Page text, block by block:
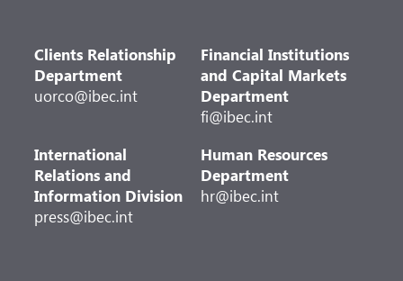
Clients Relationship
Department
uorco@ibec.int
Financial Institutions
and Capital Markets
Department
fi@ibec.int
International
Relations and
Information Division
press@ibec.int
Human Resources
Department
hr@ibec.int